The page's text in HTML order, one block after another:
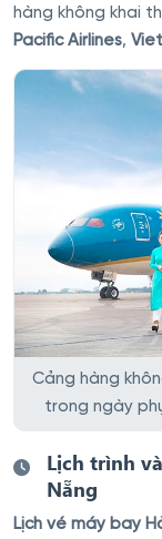
hàng không khai
Pacific Airlines,
Cảng hàng
trong ngày
Lịch trình
Nẵng
Lịch vé máy bay